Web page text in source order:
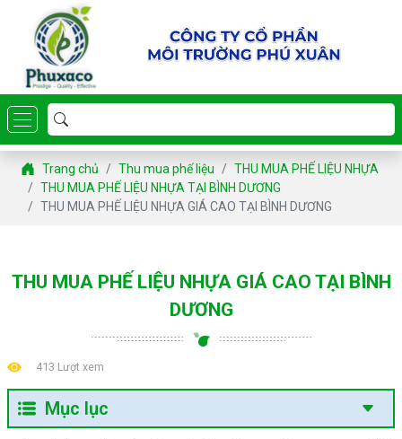
Trang chủ Thu mua phế liệu
THU MUA PHẾ LIỆU NHỰA
THU MUA PHẾ LIỆU NHỰA TẠI BÌNH DƯƠNG
THU MUA PHẾ LIỆU NHỰA GIÁ CAO TẠI BÌNH DƯƠNG
THU MUA PHẾ LIỆU NHỰA GIÁ CAO TẠI BÌNH
DƯƠNG
413 Lượt xem
Mục lục